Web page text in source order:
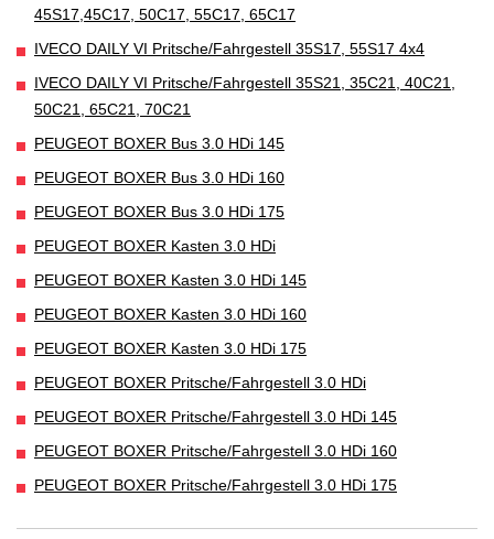
45S17,45C17, 50C17, 55C17, 65C17
IVECO DAILY VI Pritsche/Fahrgestell 35S17, 55S17 4x4
IVECO DAILY VI Pritsche/Fahrgestell 35S21, 35C21, 40C21,
50C21, 65C21, 70C21
PEUGEOT BOXER Bus 3.0 HDi 145
PEUGEOT BOXER Bus 3.0 HDi 160
PEUGEOT BOXER Bus 3.0 HDi 175
PEUGEOT BOXER Kasten 3.0 HDi
PEUGEOT BOXER Kasten 3.0 HDi 145
PEUGEOT BOXER Kasten 3.0 HDi 160
PEUGEOT BOXER Kasten 3.0 HDi 175
PEUGEOT BOXER Pritsche/Fahrgestell 3.0 HDi
PEUGEOT BOXER Pritsche/Fahrgestell 3.0 HDi 145
PEUGEOT BOXER Pritsche/Fahrgestell 3.0 HDi 160
PEUGEOT BOXER Pritsche/Fahrgestell 3.0 HDi 175